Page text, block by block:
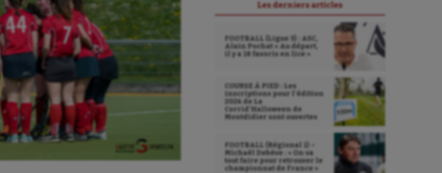
Les derniers articles
FOOTBALL (Ligue 3) : ASC,
Alain Pochat « Au départ,
il y a 18 favoris en lice »
COURSE À PIED : Les
inscriptions pour l’édition
2026 de La
Corrid’Halloween de
Montdidier sont ouvertes
FOOTBALL (Régional 1) –
Michaël Debève : « On va
tout faire pour retrouver le
championnat de France »